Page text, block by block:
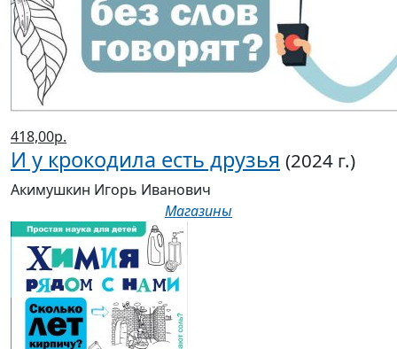
418,00р.
И у крокодила есть друзья (2024 г.)
Акимушкин Игорь Иванович
Магазины